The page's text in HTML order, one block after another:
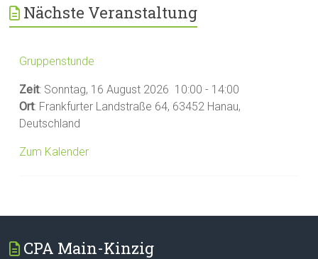
Nächste Veranstaltung
Gruppenstunde
Zeit: Sonntag, 16 August 2026 10:00 - 14:00
Ort: Frankfurter Landstraße 64, 63452 Hanau,
Deutschland
Zum Kalender
CPA Main-Kinzig